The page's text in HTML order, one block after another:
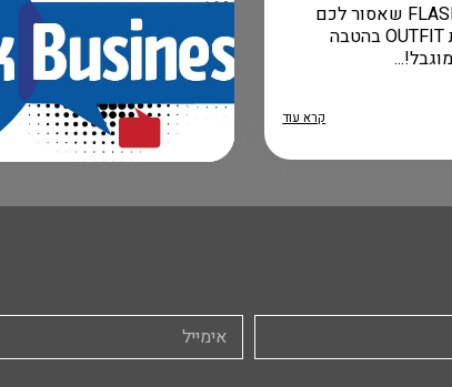
הומני FLASH SALE שאסור לכם
לפספס! סדנת OUTFIT בהטבה
קרא עוד